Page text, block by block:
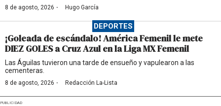
8 de agosto, 2026 · Hugo García
DEPORTES
¡Goleada de escándalo! América Femenil le mete
DIEZ GOLES a Cruz Azul en la Liga MX Femenil
Las Águilas tuvieron una tarde de ensueño y vapulearon a las
cementeras.
8 de agosto, 2026 · Redacción La-Lista
PUBLICIDAD